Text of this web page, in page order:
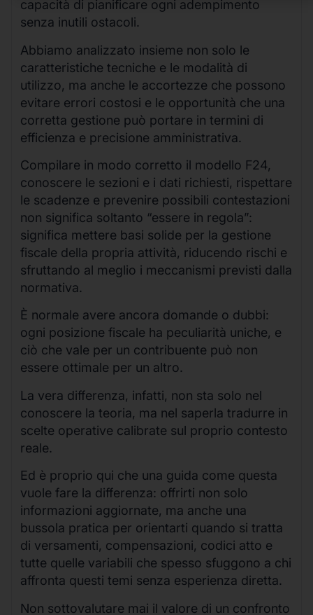
capacità di pianificare ogni adempimento
senza inutili ostacoli.
Abbiamo analizzato insieme non solo le
caratteristiche tecniche e le modalità di
utilizzo, ma anche le accortezze che possono
evitare errori costosi e le opportunità che una
corretta gestione può portare in termini di
efficienza e precisione amministrativa.
Compilare in modo corretto il modello F24,
conoscere le sezioni e i dati richiesti, rispettare
le scadenze e prevenire possibili contestazioni
non significa soltanto “essere in regola”:
significa mettere basi solide per la gestione
fiscale della propria attività, riducendo rischi e
sfruttando al meglio i meccanismi previsti dalla
normativa.
È normale avere ancora domande o dubbi:
ogni posizione fiscale ha peculiarità uniche, e
ciò che vale per un contribuente può non
essere ottimale per un altro.
La vera differenza, infatti, non sta solo nel
conoscere la teoria, ma nel saperla tradurre in
scelte operative calibrate sul proprio contesto
reale.
Ed è proprio qui che una guida come questa
vuole fare la differenza: offrirti non solo
informazioni aggiornate, ma anche una
bussola pratica per orientarti quando si tratta
di versamenti, compensazioni, codici atto e
tutte quelle variabili che spesso sfuggono a chi
affronta questi temi senza esperienza diretta.
Non sottovalutare mai il valore di un confronto